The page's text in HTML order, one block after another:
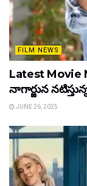
FILM NEWS
Latest Movie
నాగార్జున
JUNE 26, 2025